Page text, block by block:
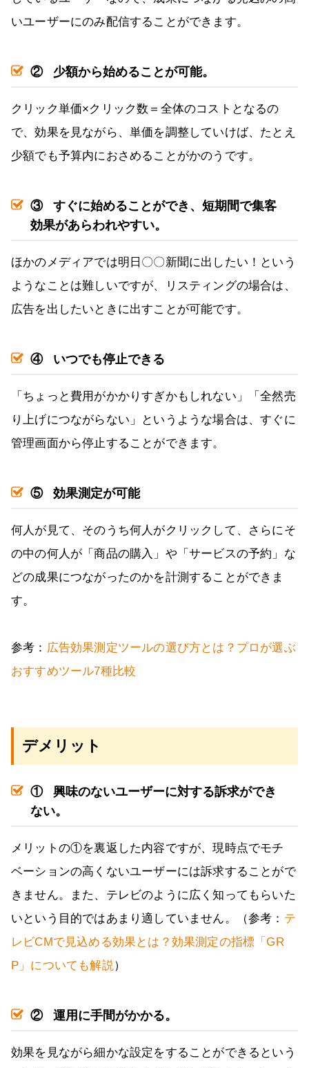
いユーザーにのみ配信することができます。
② 少額から始めることが可能。
クリック単価×クリック数＝全体のコストとなるの
で、効果を見ながら、単価を調整していけば、たとえ
少額でも予算内におさめることがかのうです。
③ すぐに始めることができ、短期間で集客
効果があらわれやすい。
ほかのメディアでは明日〇〇新聞に出したい！という
ようなことは難しいですが、リスティングの場合は、
広告を出したいときに出すことが可能です。
④ いつでも停止できる
「ちょっと費用がかかりすぎかもしれない」「全然売
り上げにつながらない」というような場合は、すぐに
管理画面から停止することができます。
⑤ 効果測定が可能
何人が見て、そのうち何人がクリックして、さらにそ
の中の何人が「商品の購入」や「サービスの予約」な
どの成果につながったのかを計測することができま
す。
参考： 広告効果測定ツールの選び方とは？プロが選ぶ
おすすめツール7種比較
デメリット
① 興味のないユーザーに対する訴求ができ
ない。
メリットの①を裏返した内容ですが、現時点でモチ
ベーションの高くないユーザーには訴求することがで
きません。また、テレビのように広く知ってもらいた
いという目的ではあまり適していません。（参考： テ
レビCMで見込める効果とは？効果測定の指標「GR
P」についても解説）
② 運用に手間がかかる。
効果を見ながら細かな設定をすることができるという